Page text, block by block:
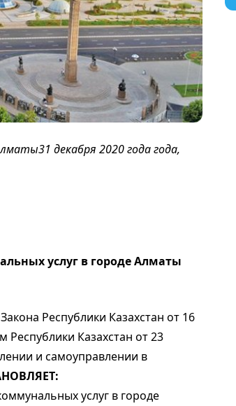
декабря 2020 года года,
услуг в городе Алматы
Республики Казахстан от 16
Казахстан от 23
и самоуправлении в
услуг в городе